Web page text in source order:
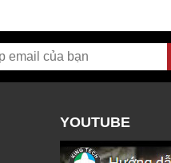
YOUTUBE